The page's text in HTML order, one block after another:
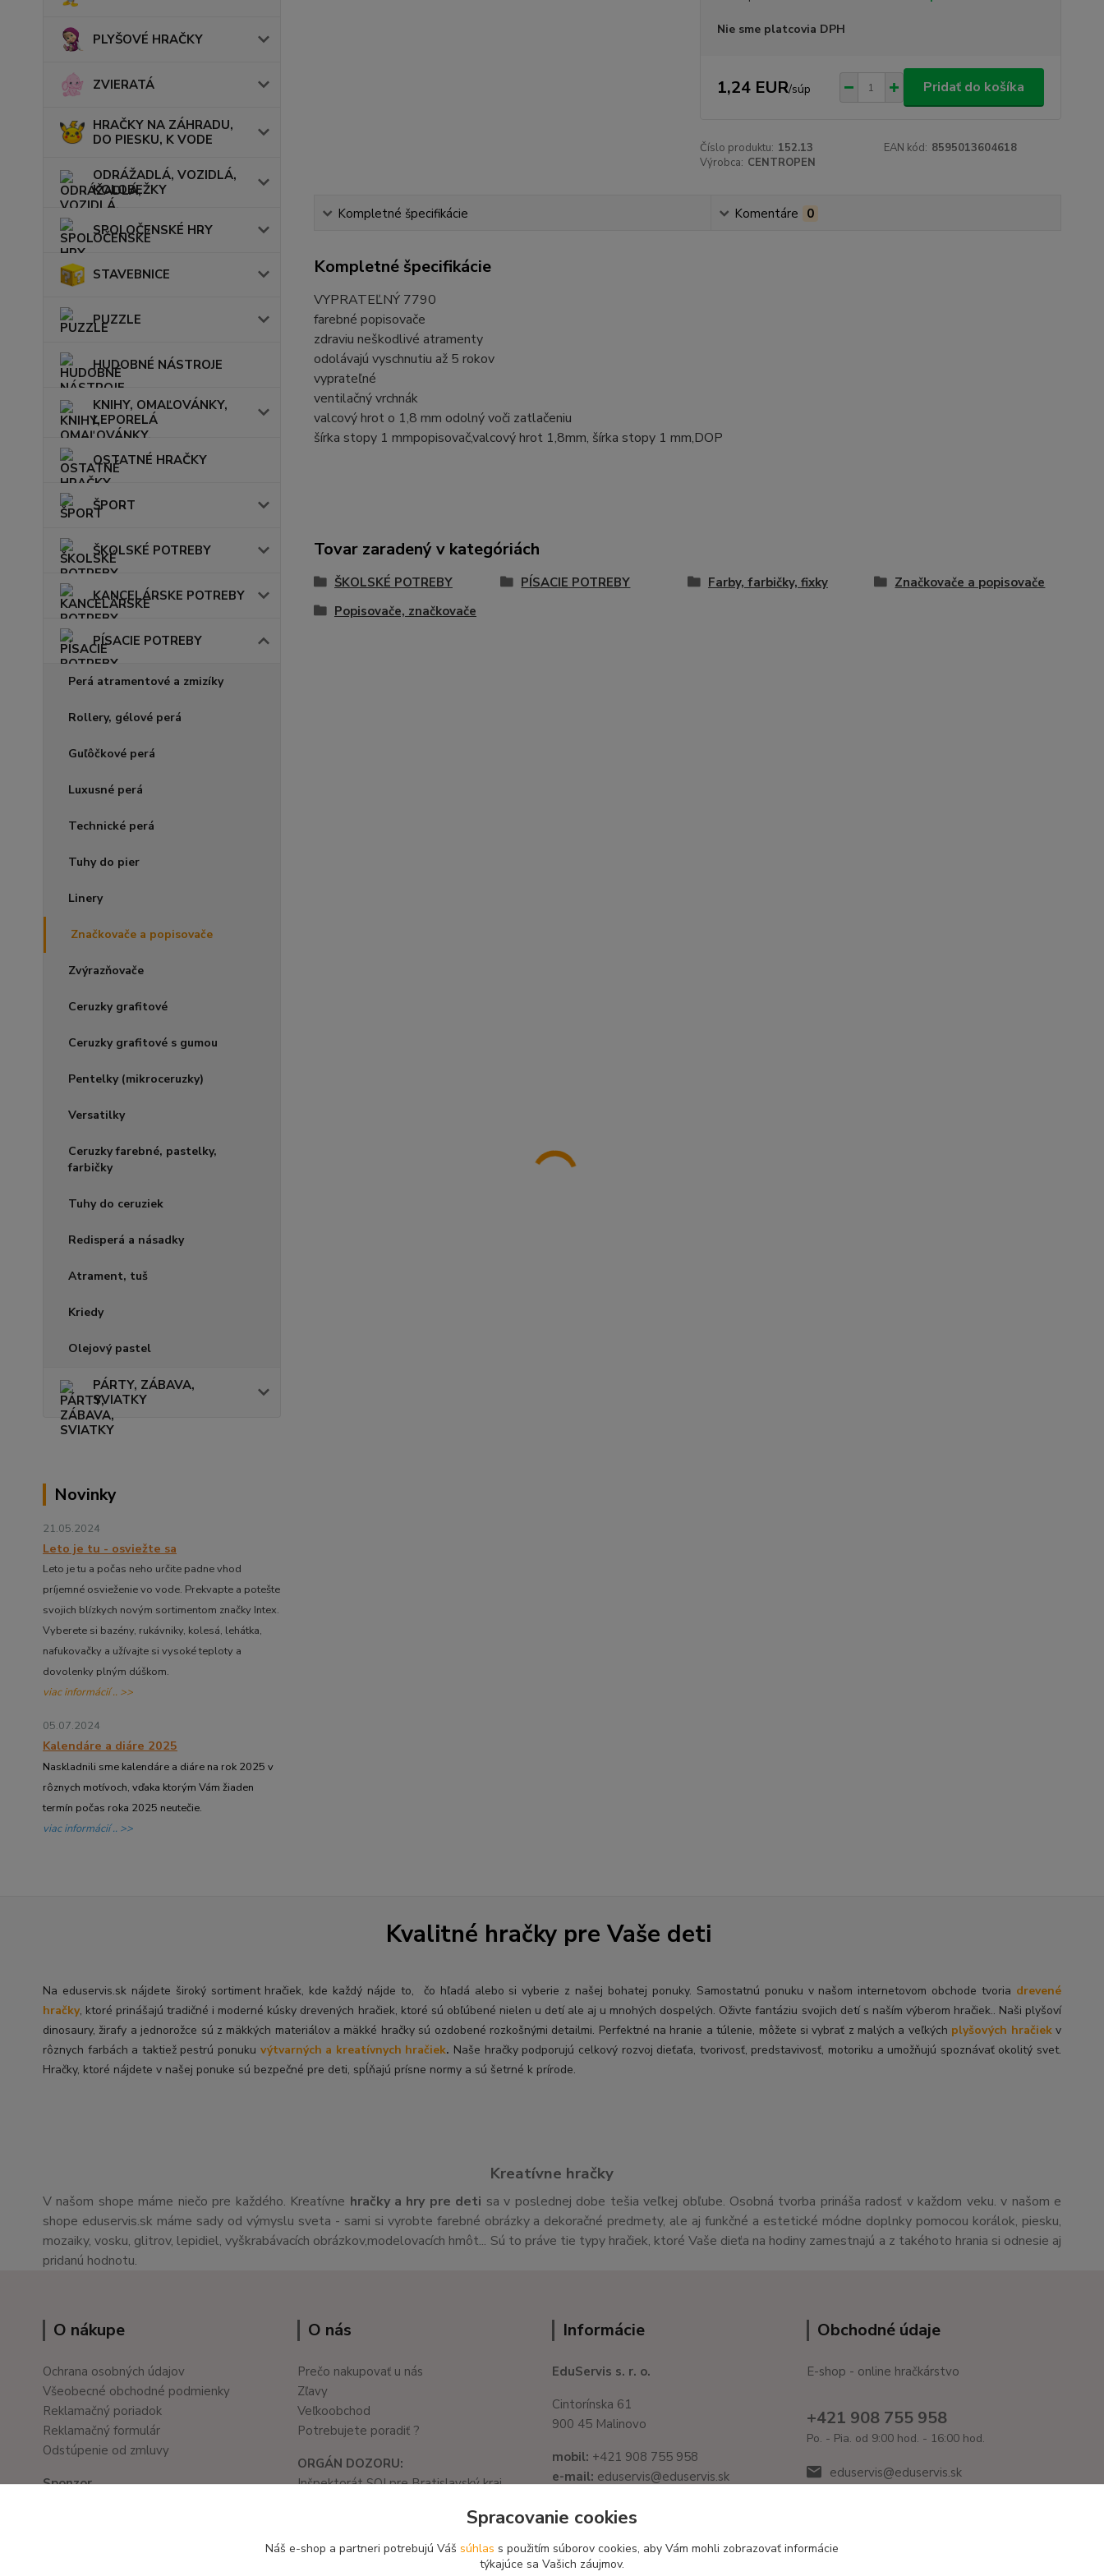
PLYŠOVÉ HRAČKY
ZVIERATÁ
HRAČKY NA ZÁHRADU,
DO PIESKU, K VODE
ODRÁŽADLÁ, VOZIDLÁ,
KOLOBEŽKY
SPOLOČENSKÉ HRY
STAVEBNICE
PUZZLE
HUDOBNÉ NÁSTROJE
KNIHY, OMAĽOVÁNKY,
LEPORELÁ
OSTATNÉ HRAČKY
ŠPORT
ŠKOLSKÉ POTREBY
KANCELÁRSKE POTREBY
PÍSACIE POTREBY
Perá atramentové a zmizíky
Rollery, gélové perá
Guľôčkové perá
Luxusné perá
Technické perá
Tuhy do pier
Linery
Značkovače a popisovače
Zvýrazňovače
Ceruzky grafitové
Ceruzky grafitové s gumou
Pentelky (mikroceruzky)
Versatilky
Ceruzky farebné, pastelky,
farbičky
Tuhy do ceruziek
Redisperá a násadky
Atrament, tuš
Kriedy
Olejový pastel
PÁRTY, ZÁBAVA,
SVIATKY
Novinky
21.05.2024
Leto je tu - osviežte sa
Leto je tu a počas neho určite padne vhod
príjemné osvieženie vo vode. Prekvapte a potešte
svojich blízkych novým sortimentom značky Intex.
Vyberete si bazény, rukávniky, kolesá, lehátka,
nafukovačky a užívajte si vysoké teploty a
dovolenky plným dúškom.
viac informácií .. >>
05.07.2024
Kalendáre a diáre 2025
Naskladnili sme kalendáre a diáre na rok 2025 v
rôznych motívoch, vďaka ktorým Vám žiaden
termín počas roka 2025 neutečie.
viac informácií .. >>
Nie sme platcovia DPH
1,24 EUR/súp Pridať do košíka
Číslo produktu: 152.13 EAN kód: 8595013604618
Výrobca: CENTROPEN
Kompletné špecifikácie Komentáre 0
Kompletné špecifikácie
VYPRATEĽNÝ 7790
farebné popisovače
zdraviu neškodlivé atramenty
odolávajú vyschnutiu až 5 rokov
vyprateľné
ventilačný vrchnák
valcový hrot o 1,8 mm odolný voči zatlačeniu
šírka stopy 1 mmpopisovač,valcový hrot 1,8mm, šírka stopy 1 mm,DOP
Tovar zaradený v kategóriách
ŠKOLSKÉ POTREBY PÍSACIE POTREBY Farby, farbičky, fixky
Značkovače a popisovače
Popisovače, značkovače
Kvalitné hračky pre Vaše deti
Na eduservis.sk nájdete široký sortiment hračiek, kde každý nájde to, čo hľadá alebo si vyberie z našej bohatej ponuky. Samostatnú ponuku v našom internetovom obchode tvoria drevené
hračky, ktoré prinášajú tradičné i moderné kúsky drevených hračiek, ktoré sú obľúbené nielen u detí ale aj u mnohých dospelých. Oživte fantáziu svojich detí s naším výberom hračiek.. Naši plyšoví
dinosaury, žirafy a jednorožce sú z mäkkých materiálov a mäkké hračky sú ozdobené rozkošnými detailmi. Perfektné na hranie a túlenie, môžete si vybrať z malých a veľkých plyšových hračiekv
rôznych farbách a taktiež pestrú ponuku výtvarných a kreatívnych hračiek. Naše hračky podporujú celkový rozvoj dieťaťa, tvorivosť, predstavivosť, motoriku a umožňujú spoznávať okolitý svet.
Hračky, ktoré nájdete v našej ponuke sú bezpečné pre deti, spĺňajú prísne normy a sú šetrné k prírode.
Kreatívne hračky
V našom shope máme niečo pre každého. Kreatívne hračky a hry pre deti sa v poslednej dobe tešia veľkej obľube. Osobná tvorba prináša radosť v každom veku. v našom e
shope eduservis.sk máme sady od výmyslu sveta - sami si vyrobte farebné obrázky a dekoračné predmety, ale aj funkčné a estetické módne doplnky pomocou korálok, piesku,
mozaiky, vosku, glitrov, lepidiel, vyškrabávacích obrázkov,modelovacích hmôt... Sú to práve tie typy hračiek, ktoré Vaše dieťa na hodiny zamestnajú a z takéhoto hrania si odnesie aj
pridanú hodnotu.
O nákupe
Ochrana osobných údajov
Všeobecné obchodné podmienky
Reklamačný poriadok
Reklamačný formulár
Odstúpenie od zmluvy
Sponzor
O nás
Prečo nakupovať u nás
Zľavy
Veľkoobchod
Potrebujete poradiť ?
ORGÁN DOZORU:
Inšpektorát SOI pre Bratislavský kraj
tel. č.: 02/582 722 03
Informácie
EduServis s. r. o.
Cintorínska 61
900 45 Malinovo
mobil: +421 908 755 958
e-mail: eduservis@eduservis.sk
DIČ:2122156135
Obchodné údaje
E-shop - online hračkárstvo
+421 908 755 958
Po. - Pia. od 9:00 hod. - 16:00 hod.
eduservis@eduservis.sk
Spracovanie cookies
Náš e-shop a partneri potrebujú Váš súhlas s použitím súborov cookies, aby Vám mohli zobrazovať informácie
týkajúce sa Vašich záujmov.